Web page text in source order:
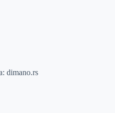
dimano.rs